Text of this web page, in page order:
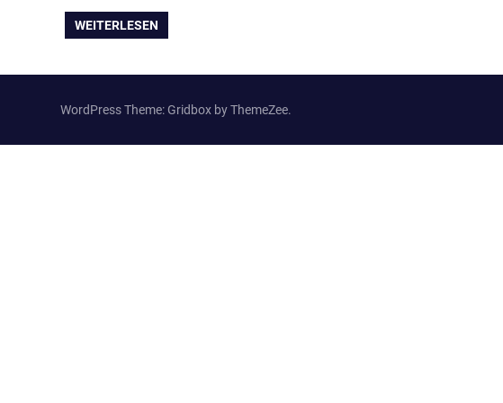
WEITERLESEN
WordPress Theme: Gridbox by ThemeZee.